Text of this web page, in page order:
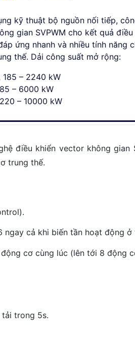
kỹ thuật bộ nguồn nối tiếp,
gian SVPWM cho kết quả
ứng nhanh và nhiều tính năng
thế. Dải công suất mở rộng:
185 – 2240 kW
– 6000 kW
– 10000 kW
điều khiển vector không
trung thế.
cả khi biến tần hoạt động
cơ cùng lúc (lên tới 8 động
tải trong 5s.